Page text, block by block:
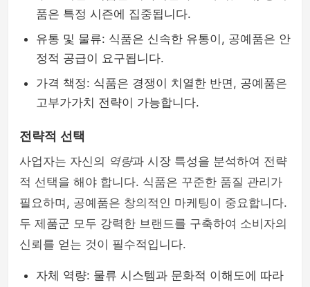
품은 특정 시즌에 집중됩니다.
유통 및 물류: 식품은 신속한 유통이, 공예품은 안
정적 공급이 요구됩니다.
가격 책정: 식품은 경쟁이 치열한 반면, 공예품은
고부가가치 전략이 가능합니다.
전략적 선택
사업자는 자신의 역량과 시장 특성을 분석하여 전략
적 선택을 해야 합니다. 식품은 꾸준한 품질 관리가
필요하며, 공예품은 창의적인 마케팅이 중요합니다.
두 제품군 모두 강력한 브랜드를 구축하여 소비자의
신뢰를 얻는 것이 필수적입니다.
자체 역량: 물류 시스템과 문화적 이해도에 따라